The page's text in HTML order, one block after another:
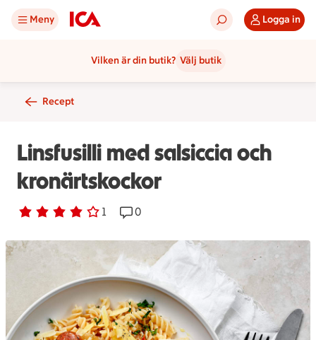
Meny Logga in
Vilken är din butik? Välj butik
Recept
Linsfusilli med salsiccia och
kronärtskockor
Betyg 4 av 5. 1
1 personer har röstatReceptet har 0 kommentarer
0